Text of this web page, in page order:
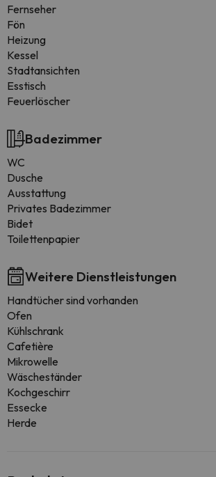
Fernseher
Fön
Heizung
Kessel
Stadtansichten
Esstisch
Feuerlöscher
Badezimmer
WC
Dusche
Ausstattung
Privates Badezimmer
Bidet
Toilettenpapier
Weitere Dienstleistungen
Handtücher sind vorhanden
Ofen
Kühlschrank
Cafetière
Mikrowelle
Wäscheständer
Kochgeschirr
Essecke
Herde